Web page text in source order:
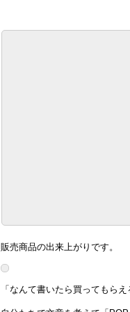
販売商品の出来上がりです。
「なんて書いたら買ってもらえ